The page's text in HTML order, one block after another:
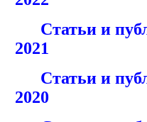
Статьи и
2021
Статьи и
2020